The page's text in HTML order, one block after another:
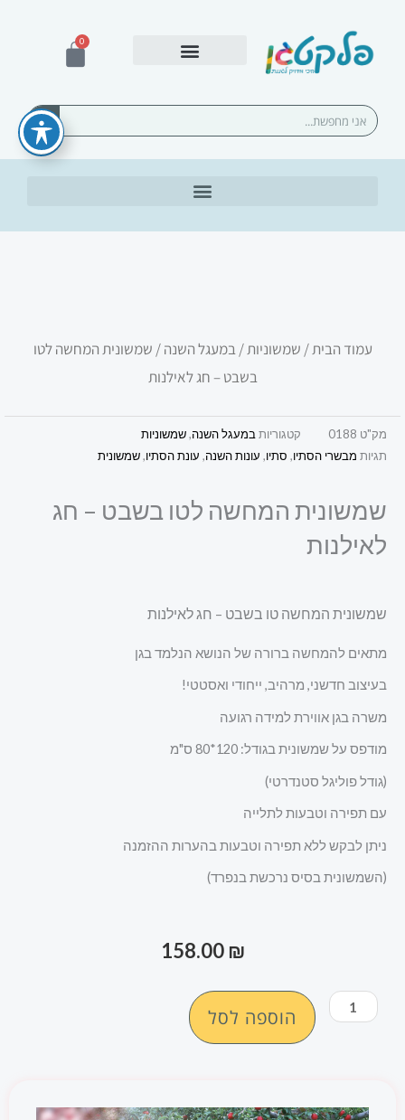
0
עגלת
חיפוש
עמוד הבית/ שמשוניות/במעגל השנה/ שמשונית המחשה לטו
בשבט – חג לאילנות
מק"ט 0188 קטגוריות במעגל השנה,שמשוניות
תגיות מבשרי הסתיו, סתיו, עונות השנה, עונת הסתיו,שמשונית
שמשונית המחשה לטו בשבט – חג
לאילנות
שמשונית המחשה טו בשבט – חג לאילנות
מתאים להמחשה ברורה של הנושא הנלמד בגן
בעיצוב חדשני, מרהיב, ייחודי ואסטטי!
משרה בגן אווירת למידה רגועה
מודפס על שמשונית בגודל: 120*80 ס"מ
(גודל פוליגל סטנדרטי)
עם תפירה וטבעות לתלייה
ניתן לבקש ללא תפירה וטבעות בהערות ההזמנה
(השמשונית בסיס נרכשת בנפרד)
158.00 ₪
כמות
של
הוספה לסל